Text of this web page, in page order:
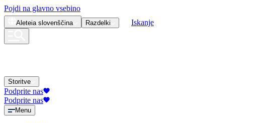
Pojdi na glavno vsebino
Aleteia slovenščina Razdelki Iskanje
Storitve
Podprite nas
Podprite nas
Menu